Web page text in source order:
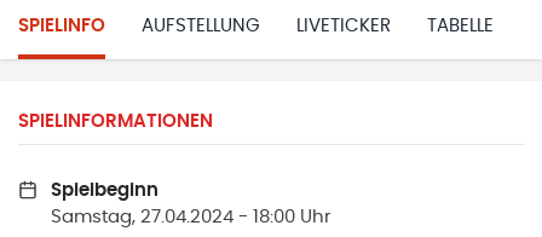
SPIELINFO AUFSTELLUNG LIVETICKER TABELLE
SPIELINFORMATIONEN
Spielbeginn
Samstag, 27.04.2024 - 18:00 Uhr